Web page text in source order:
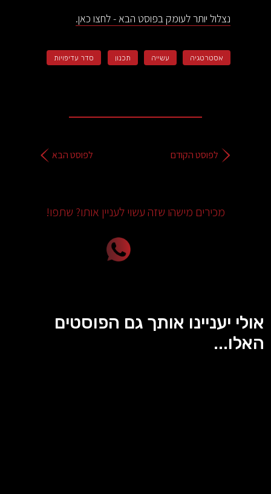
נצלול יותר לעומק בפוסט הבא - לחצו כאן.
אסטרטגיה עשייה תכנון סדר עדיפויות
לפוסט הקודם לפוסט הבא
מכירים מישהו שזה עשוי לעניין אותו? שתפו!
אולי יעניינו אותך גם הפוסטים
האלו...